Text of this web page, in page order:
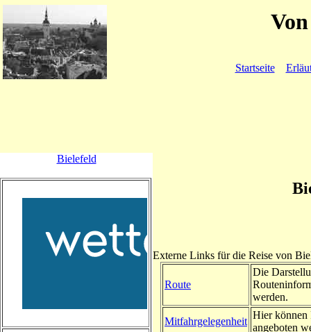
Startseite
Externe Links für die Reise von
Route
Die
werden.
Mitfahrgelegenheit
Hier können
angeboten
Bielefeld